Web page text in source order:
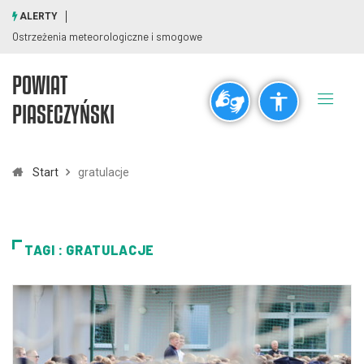
visibility_off title
Pomniejsz
Czcionki
remove_circle_outline add_circle_outline
ALERTY
Ostrzeżenia meteorologiczne i smogowe
POWIAT
PIASECZYŃSKI
Start gratulacje
TAGI : GRATULACJE